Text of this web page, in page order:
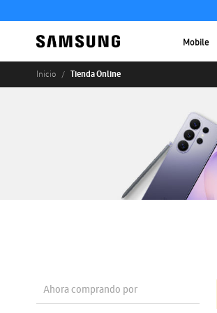
Mobile
Inicio Tienda Online
Ahora comprando por